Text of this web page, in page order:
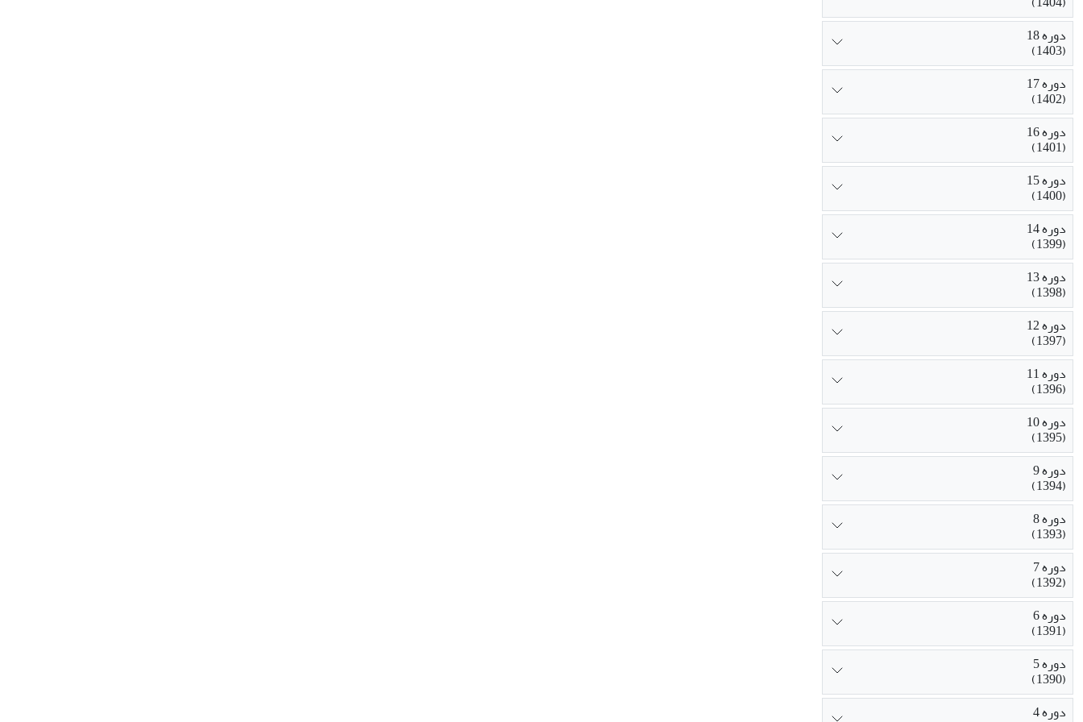
دوره 18
(1403)
دوره 17
(1402)
دوره 16
(1401)
دوره 15
(1400)
دوره 14
(1399)
دوره 13
(1398)
دوره 12
(1397)
دوره 11
(1396)
دوره 10
(1395)
دوره 9
(1394)
دوره 8
(1393)
دوره 7
(1392)
دوره 6
(1391)
دوره 5
(1390)
دوره 4